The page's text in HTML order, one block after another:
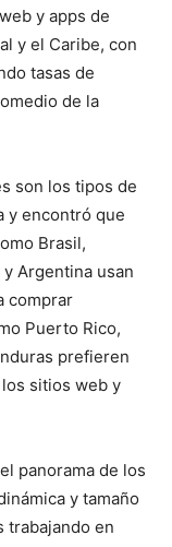
y apps de
y el Caribe, con
tasas de
de la
son los tipos de
y encontró que
Brasil,
Argentina usan
comprar
Puerto Rico,
prefieren
sitios web y
panorama de los
y tamaño
trabajando en